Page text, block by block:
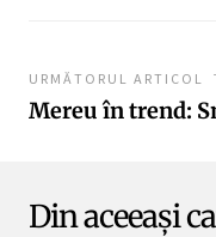
URMĂTORUL ARTICOL
Mereu în trend:
Din aceeași